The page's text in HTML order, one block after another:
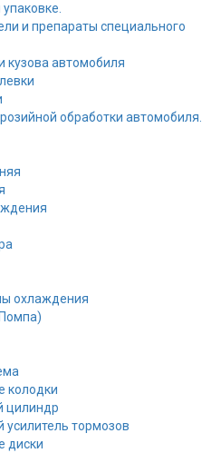
и препараты специального
кузова автомобиля
обработки автомобиля.
охлаждения
колодки
цилиндр
усилитель тормозов
диски